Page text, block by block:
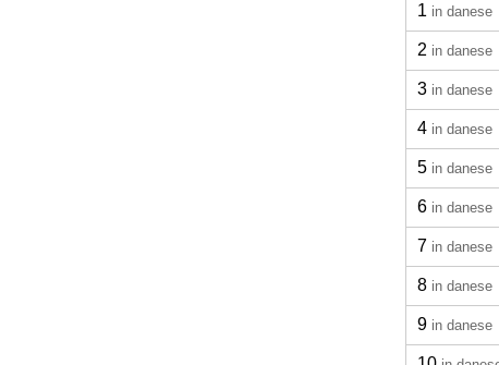
1 in danese
2 in danese
3 in danese
4 in danese
5 in danese
6 in danese
7 in danese
8 in danese
9 in danese